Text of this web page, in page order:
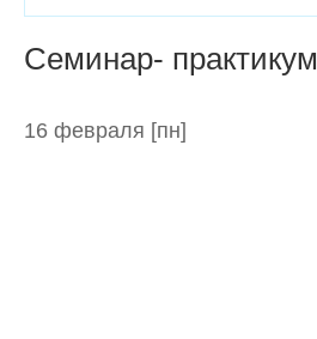
Семинар- практикум
16 февраля [пн]